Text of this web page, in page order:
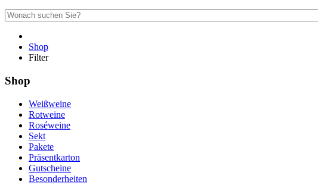
Shop
Filter
Shop
Weißweine
Rotweine
Roséweine
Sekt
Pakete
Präsentkarton
Gutscheine
Besonderheiten